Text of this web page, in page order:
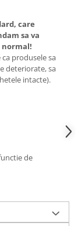
care
sa va
normal!
produsele sa
deteriorate, sa
intacte).
de